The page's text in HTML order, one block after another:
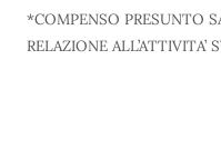
*COMPENSO PRESUNTO
RELAZIONE ALL’ATTIVITA’